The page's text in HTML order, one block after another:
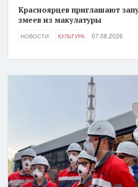
Красноярцев приглашают
змеев из макулатуры
НОВОСТИ КУЛЬТУРА 07.08.2026